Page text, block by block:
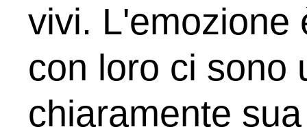
vivi. L'emozione
con loro ci sono
chiaramente